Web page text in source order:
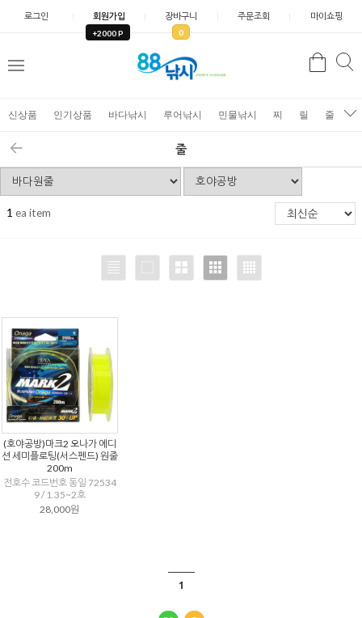
로그인 회원가입
+2000 P
장바구니
0
주문조회 마이쇼핑
검
신상품 인기상품 바다낚시 루어낚시 민물낚시 찌 릴 줄
줄
1 ea item
(호야공방)마크2 오나가 에디
션 세미플로팅(서스펜드) 원줄
200m
전호수 코드번호 동일 72534
9 / 1.35~2호
28,000원
1